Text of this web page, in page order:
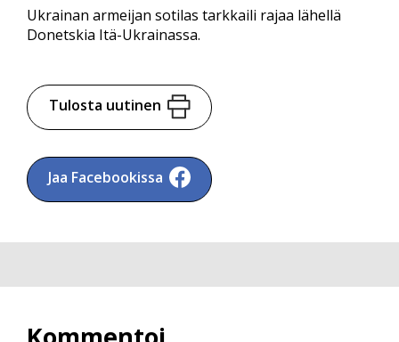
Ukrainan armeijan sotilas tarkkaili rajaa lähellä
Donetskia Itä-Ukrainassa.
Tulosta uutinen
Jaa Facebookissa